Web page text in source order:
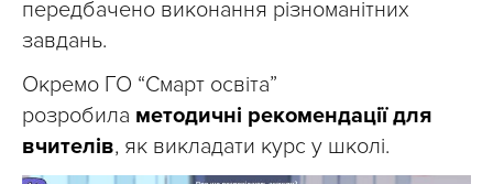
передбачено виконання різноманітних
завдань.
Окремо ГО “Смарт освіта”
розробила методичні рекомендації для
вчителів, як викладати курс у школі.